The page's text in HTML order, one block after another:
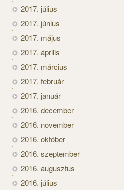
2017. július
2017. június
2017. május
2017. április
2017. március
2017. február
2017. január
2016. december
2016. november
2016. október
2016. szeptember
2016. augusztus
2016. július